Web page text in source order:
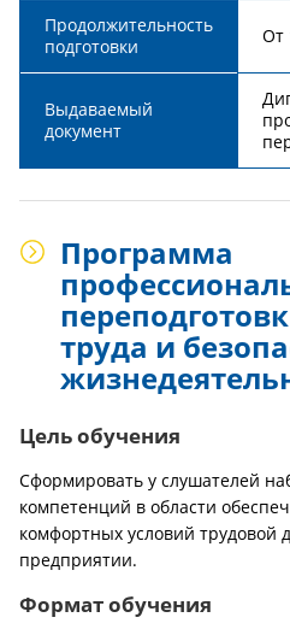
Продолжительность
подготовки
От
Выдаваемый
документ
Программа
труда и
Цель обучения
Сформировать у слушателей
компетенций в области
комфортных условий трудовой
предприятии.
Формат обучения